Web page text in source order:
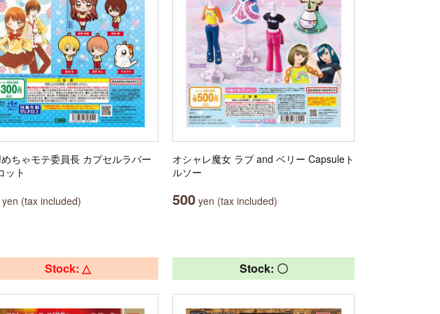
ちゃモテ委員長 カプセルラバー
ット
yen (tax included)
オシャレ魔女 ラブ and ベリー Capsuleト
ルソー
500 yen (tax included)
Stock: △ Stock: 〇